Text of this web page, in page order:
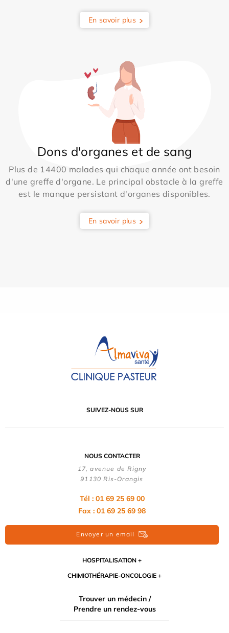
En savoir plus
Dons d'organes et de sang
Plus de 14400 malades qui chaque année ont besoin
d'une greffe d'organe. Le principal obstacle à la greffe
est le manque persistant d'organes disponibles.
En savoir plus
SUIVEZ-NOUS SUR
NOUS CONTACTER
17, avenue de Rigny
91130 Ris-Orangis
Tél : 01 69 25 69 00
Fax : 01 69 25 69 98
Envoyer un email
HOSPITALISATION
CHIMIOTHÉRAPIE-ONCOLOGIE
Trouver un médecin /
Prendre un rendez-vous